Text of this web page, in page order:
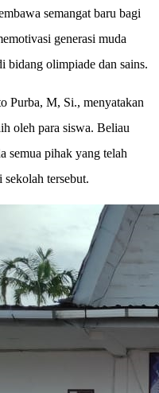
semangat baru bagi
generasi muda
bidang olimpiade dan sains.
Purba, M, Si., menyatakan
oleh para siswa. Beliau
semua pihak yang telah
tersebut.